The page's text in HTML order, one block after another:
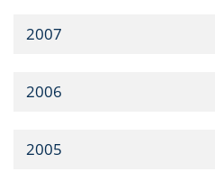
2007
2006
2005